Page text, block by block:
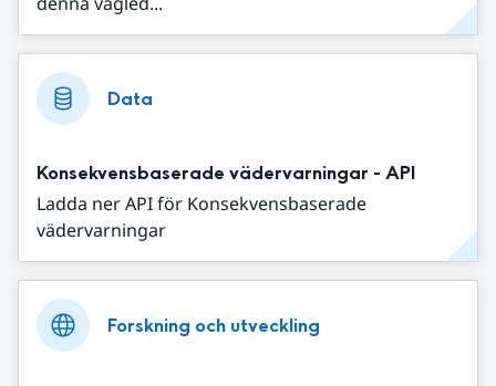
Data
Konsekvensbaserade vädervarningar - API
Ladda ner API för Konsekvensbaserade
vädervarningar
Forskning och utveckling